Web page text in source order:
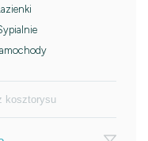
kosztorysu